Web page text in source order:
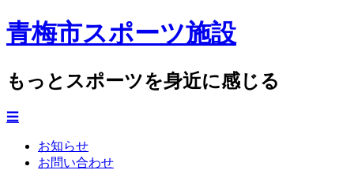
青梅市スポーツ施設
もっとスポーツを身近に感じる
☰
お知らせ
お問い合わせ